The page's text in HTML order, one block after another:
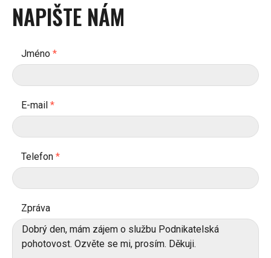
NAPIŠTE NÁM
Jméno *
E-mail *
Telefon *
Zpráva